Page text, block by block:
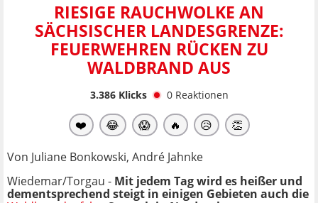
RIESIGE RAUCHWOLKE AN
SÄCHSISCHER LANDESGRENZE:
FEUERWEHREN RÜCKEN ZU
WALDBRAND AUS
3.386Klicks 0 Reaktionen
❤️ 😂 😱 🔥 😥 👏
Von Juliane Bonkowski, André Jahnke
Wiedemar/Torgau - Mit jedem Tag wird es heißer und
dementsprechend steigt in einigen Gebieten auch die